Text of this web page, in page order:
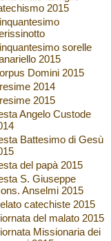
2015
sorelle
2015
Domini 2015
2014
2015
Angelo Custode
Battesimo di Gesù
del papà 2015
S. Giuseppe
Anselmi 2015
catechiste 2015
del malato 2015
Missionaria dei